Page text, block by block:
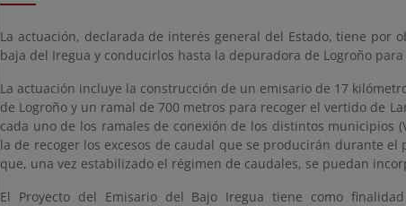
La actuación, declarada de interés general del Estado, tiene por
baja del Iregua y conducirlos hasta la depuradora de Logroño
La actuación incluye la construcción de un emisario de 17
de Logroño y un ramal de 700 metros para recoger el vertido de
cada uno de los ramales de conexión de los distintos municipios
la de recoger los excesos de caudal que se producirán durante
que, una vez estabilizado el régimen de caudales, se puedan
El Proyecto del Emisario del Bajo Iregua tiene como